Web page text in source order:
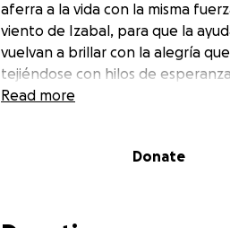
aferra a la vida con la misma
viento de Izabal, para que la
vuelvan a brillar con la alegría
tejiéndose con hilos de
Read more
Donate